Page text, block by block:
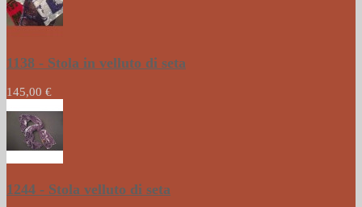
1138 - Stola in velluto di seta
145,00 €
1244 - Stola velluto di seta